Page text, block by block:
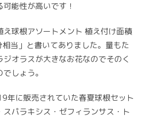
能性が高いです！
え球根アソートメント 植え付け面積
当」と書いてありました。量もた
ジオラスが大きなお花なのでそのく
しょう。
年に販売されていた春夏球根セット
パラキシス・ゼフィランサス・ト